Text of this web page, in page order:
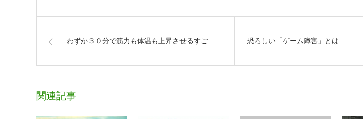
わずか３０分で筋力も体温も上昇させるすご… 恐ろしい「ゲーム障害」とは…
関連記事